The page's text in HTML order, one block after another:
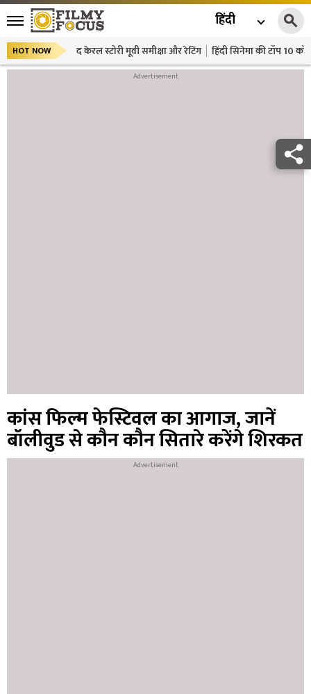
हिंदी
HOT NOW द केरल स्टोरी मूवी समीक्षा और रेटिंग हिंदी सिनेमा की टॉप 10
कांस फिल्म फेस्टिवल का आगाज, जानें
बॉलीवुड से कौन कौन सितारे करेंगे शिरकत